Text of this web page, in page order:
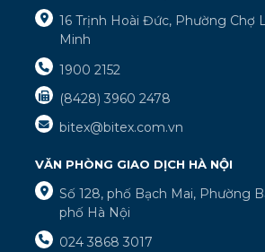
16 Trịnh Hoài Đức, Phường Chợ
Minh
1900 2152
(8428) 3960 2478
bitex@bitex.com.vn
VĂN PHÒNG GIAO DỊCH HÀ NỘI
Số 128, phố Bạch Mai, Phường
phố Hà Nội
024 3868 3017